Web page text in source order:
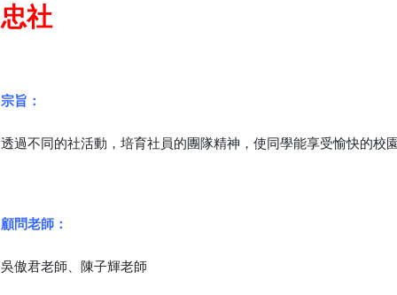
忠社
宗旨：
透過不同的社活動 ， 培育社員的團隊精神 ， 使同學能享受愉快的校
顧問老師：
吳傲君老師、陳子輝老師